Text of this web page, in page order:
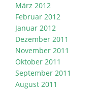
März 2012
Februar 2012
Januar 2012
Dezember 2011
November 2011
Oktober 2011
September 2011
August 2011